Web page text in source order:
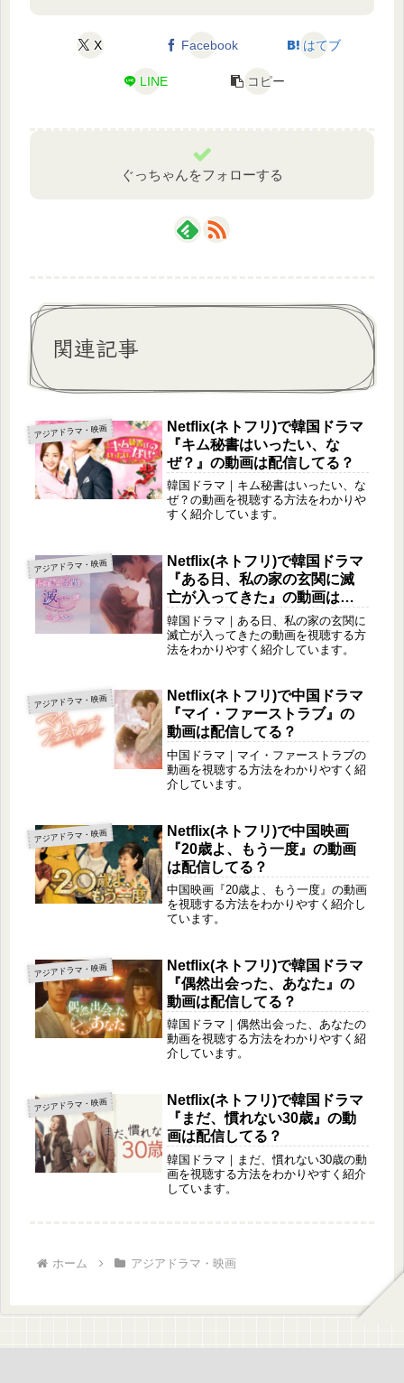
X Facebook はてブ
LINE コピー
ぐっちゃんをフォローする
関連記事
アジアドラマ・映画
Netflix(ネトフリ)で韓国ドラマ
『キム秘書はいったい、な
ぜ？』の動画は配信してる？
韓国ドラマ｜キム秘書はいったい、な
ぜ？の動画を視聴する方法をわかりや
すく紹介しています。
アジアドラマ・映画
Netflix(ネトフリ)で韓国ドラマ
『ある日、私の家の玄関に滅
亡が入ってきた』の動画は配
信してる？
韓国ドラマ｜ある日、私の家の玄関に
滅亡が入ってきたの動画を視聴する方
法をわかりやすく紹介しています。
アジアドラマ・映画
Netflix(ネトフリ)で中国ドラマ
『マイ・ファーストラブ』の
動画は配信してる？
中国ドラマ｜マイ・ファーストラブの
動画を視聴する方法をわかりやすく紹
介しています。
アジアドラマ・映画
Netflix(ネトフリ)で中国映画
『20歳よ、もう一度』の動画
は配信してる？
中国映画『20歳よ、もう一度』の動画
を視聴する方法をわかりやすく紹介し
ています。
アジアドラマ・映画
Netflix(ネトフリ)で韓国ドラマ
『偶然出会った、あなた』の
動画は配信してる？
韓国ドラマ｜偶然出会った、あなたの
動画を視聴する方法をわかりやすく紹
介しています。
アジアドラマ・映画
Netflix(ネトフリ)で韓国ドラマ
『まだ、慣れない30歳』の動
画は配信してる？
韓国ドラマ｜まだ、慣れない30歳の動
画を視聴する方法をわかりやすく紹介
しています。
ホーム アジアドラマ・映画